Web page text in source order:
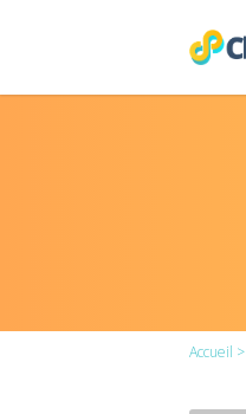
Accueil >